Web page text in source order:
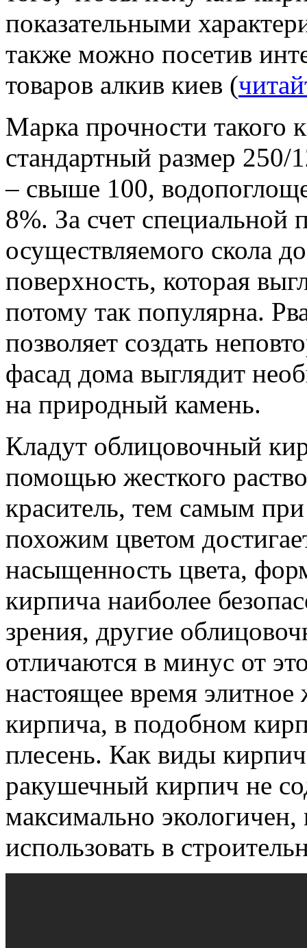
показательными
также можно посетив
товаров алкив киев (
Марка прочности такого
стандартный размер
– свыше 100,
8%. За счет специальной
осуществляемого скола
поверхность, которая
потому так популярна.
позволяет создать
фасад дома выглядит
на природный камень.
Кладут облицовочный
помощью жесткого
краситель, тем самым
похожим цветом
насыщенность цвета,
кирпича наиболее
зрения, другие
отличаются в минус от
настоящее время элитное
кирпича, в подобном
плесень. Как виды
ракушечный кирпич не
максимально
использовать в